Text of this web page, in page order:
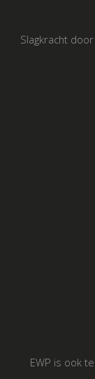
Slagkracht
EWP is ook